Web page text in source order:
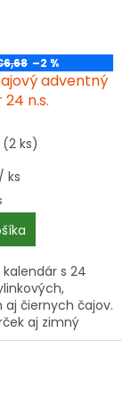
–2 %
adventný
n.s.
(2 ks)
/ ks
s 24
čiernych čajov.
aj zimný
dni plné